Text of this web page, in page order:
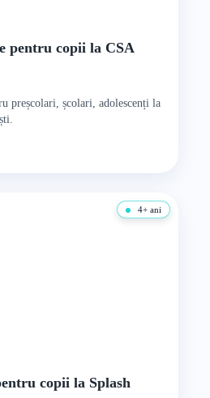
pentru copii la CSA
preșcolari, școlari, adolescenți la
4+ ani
copii la Splash